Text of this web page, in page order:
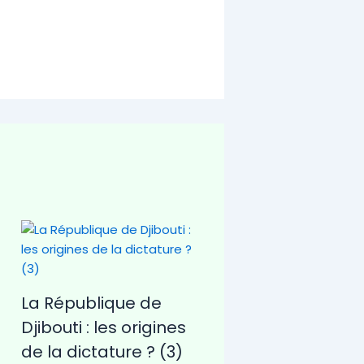
La République de
Djibouti : les origines
de la dictature ? (3)